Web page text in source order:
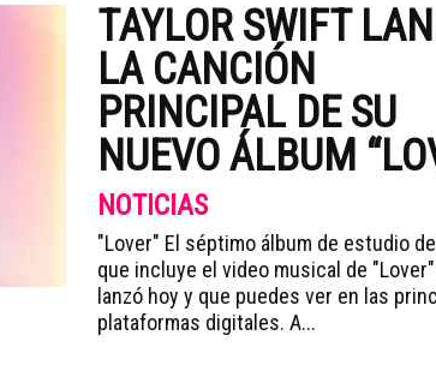
TAYLOR SWIFT
LA CANCIÓN
PRINCIPAL DE SU
NUEVO ÁLBUM
NOTICIAS
"Lover" El séptimo álbum de estudio
que incluye el video musical de
lanzó hoy y que puedes ver en las
plataformas digitales. A...